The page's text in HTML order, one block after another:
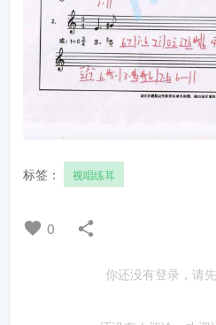
标签： 视唱练耳
0
你还没有登录，请先